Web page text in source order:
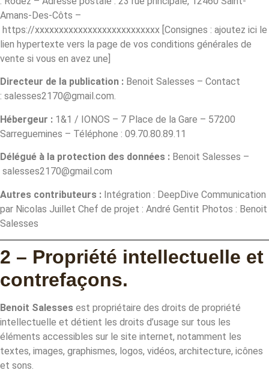
Amans-Des-Côts –
https://xxxxxxxxxxxxxxxxxxxxxxxxxx [Consignes : ajoutez ici le
lien hypertexte vers la page de vos conditions générales de
vente si vous en avez une]
Directeur de la publication : Benoit Salesses – Contact
: salesses2170@gmail.com.
Hébergeur : 1&1 / IONOS – 7 Place de la Gare – 57200
Sarreguemines – Téléphone : 09.70.80.89.11
Délégué à la protection des données : Benoit Salesses –
salesses2170@gmail.com
Autres contributeurs : Intégration : DeepDive Communication
par Nicolas Juillet Chef de projet : André Gentit Photos : Benoit
Salesses
2 – Propriété intellectuelle et
contrefaçons.
Benoit Salesses est propriétaire des droits de propriété
intellectuelle et détient les droits d’usage sur tous les
éléments accessibles sur le site internet, notamment les
textes, images, graphismes, logos, vidéos, architecture, icônes
et sons.